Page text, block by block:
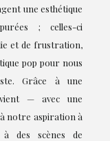
une esthétique
; celles-ci
et de frustration,
pop pour nous
Grâce à une
— avec une
notre aspiration à
des scènes de